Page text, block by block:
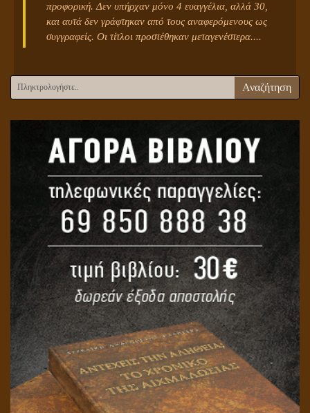
προφορική. Δεν υπήρχαν μόνο 4 ευαγγέλια, αλλά 30,
και αυτά δεν γράφτηκαν από τους αναφερόμενους ως
συγγραφείς. Οι τίτλοι προστέθηκαν μεταγενέστερα....
Αναζήτηση